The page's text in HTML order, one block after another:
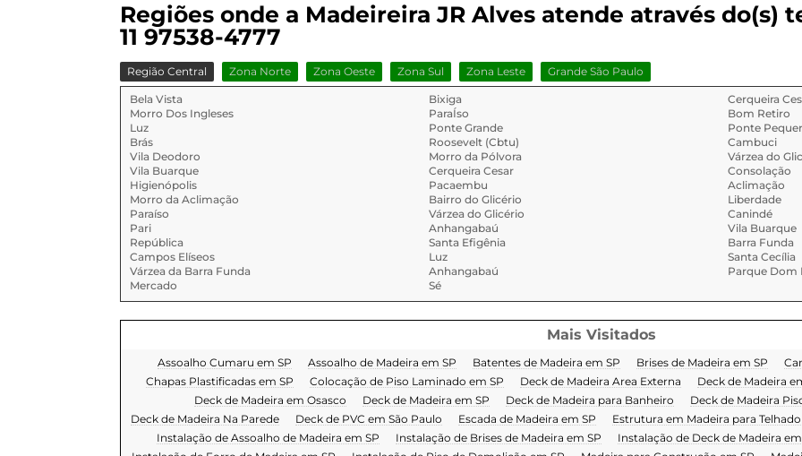
Regiões onde a Madeireira JR Alves atende através do(s)
11 97538-4777
Região Central Zona Norte Zona Oeste Zona Sul Zona Leste Grande São Paulo
Bela Vista Bixiga
Cerqueira
Morro Dos Ingleses
ParaÍso
Bom Retiro
Luz
Ponte Grande
Ponte
Brás
Roosevelt (Cbtu)
Cambuci
Vila Deodoro
Morro da Pólvora
Várzea do
Vila Buarque
Cerqueira Cesar
Consolação
Higienópolis
Pacaembu
Aclimação
Morro da Aclimação
Bairro do Glicério
Liberdade
Paraíso
Várzea do Glicério
Canindé
Pari
Anhangabaú
Vila Buarque
República
Santa Efigênia
Barra Funda
Campos Elíseos
Luz
Santa Cecília
Várzea da Barra Funda
Anhangabaú
Parque Dom
Mercado
Sé
Mais Visitados
Assoalho Cumaru em SP Assoalho de Madeira em SP Batentes de Madeira em SP Brises de Madeira em SP
Chapas Plastificadas em SP
Colocação de Piso Laminado em SP Deck de Madeira Area Externa Deck de Madeira
Deck de Madeira em Osasco
Deck de Madeira em SP Deck de Madeira para Banheiro Deck de Madeira
Deck de Madeira Na Parede
Deck de PVC em São Paulo Escada de Madeira em SP Estrutura em Madeira para Telhado
Instalação de Assoalho de Madeira em SP
Instalação de Brises de Madeira em SP Instalação de Deck de Madeira em